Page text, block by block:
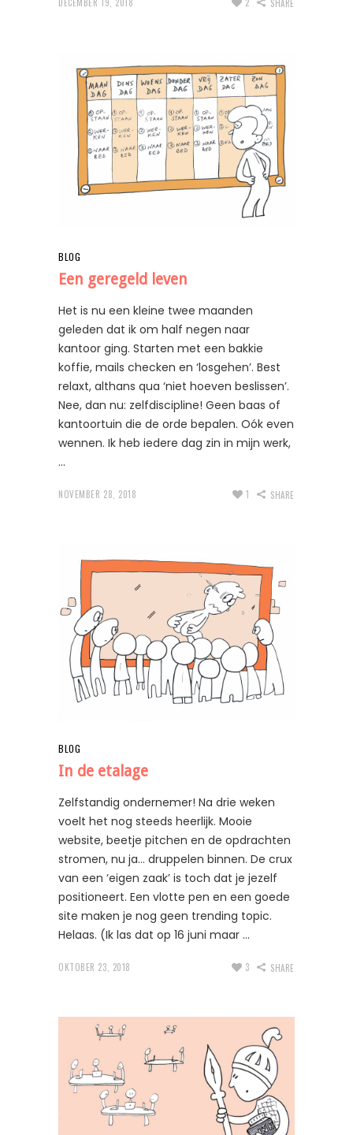
SHARE
BLOG
Een geregeld leven
Het is nu een kleine twee maanden
geleden dat ik om half negen naar
kantoor ging. Starten met een bakkie
koffie, mails checken en ‘losgehen’. Best
relaxt, althans qua ‘niet hoeven beslissen’.
Nee, dan nu: zelfdiscipline! Geen baas of
kantoortuin die de orde bepalen. Oók even
wennen. Ik heb iedere dag zin in mijn werk,
NOVEMBER 28, 2018 1 SHARE
BLOG
In de etalage
Zelfstandig ondernemer! Na drie weken
voelt het nog steeds heerlijk. Mooie
website, beetje pitchen en de opdrachten
stromen, nu ja… druppelen binnen. De crux
van een ‘eigen zaak’ is toch dat je jezelf
positioneert. Een vlotte pen en een goede
site maken je nog geen trending topic.
Helaas. (Ik las dat op 16 juni maar
OKTOBER 23, 2018 3 SHARE